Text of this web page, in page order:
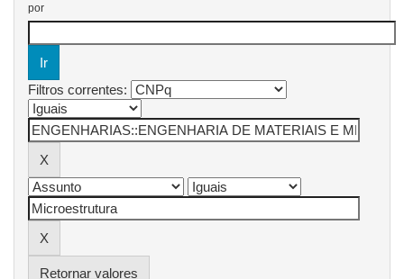
por
Filtros correntes:
Retornar valores